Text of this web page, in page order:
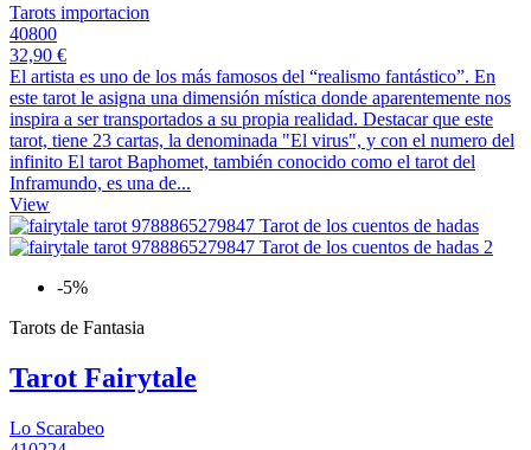
Tarots importacion
40800
32,90 €
El artista es uno de los más famosos del “realismo fantástico”. En
este tarot le asigna una dimensión mística donde aparentemente nos
inspira a ser transportados a su propia realidad. Destacar que este
tarot, tiene 23 cartas, la denominada "El virus", y con el numero del
infinito El tarot Baphomet, también conocido como el tarot del
Inframundo, es una de...
View
-5%
Tarots de Fantasia
Tarot Fairytale
Lo Scarabeo